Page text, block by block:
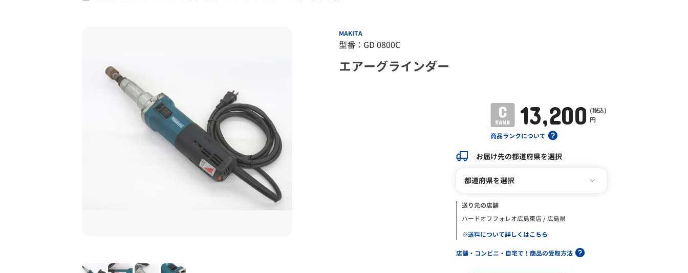
MAKITA
型番：GD 0800C
エアーグラインダー
商品ランクについて
13,200 (税込)
円
お届け先の都道府県を選択
都道府県を選択
送り元の店舗
ハードオフフォレオ広島東店 / 広島県
※送料について詳しくはこちら
店舗・コンビニ・自宅で！商品の受取方法